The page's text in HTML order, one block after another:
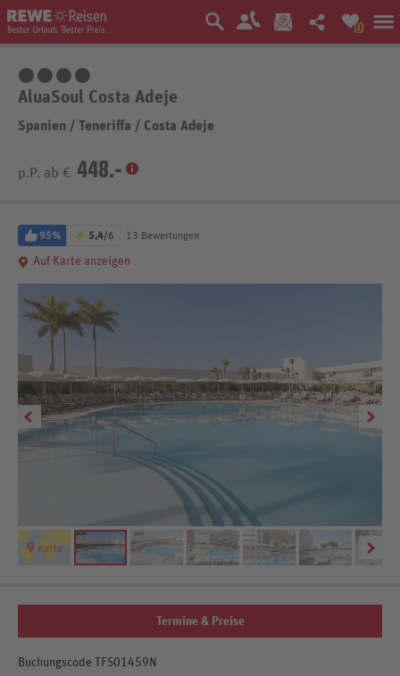
0
AluaSoul Costa Adeje
Spanien / Teneriffa / Costa Adeje
p.P. ab € 448.-
95% 5,4/6 13 Bewertungen
Auf Karte anzeigen
Termine & Preise
Buchungscode TFS01459N